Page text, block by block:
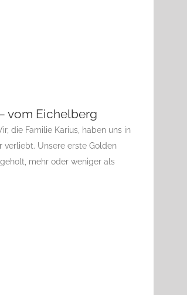
vom Eichelberg
die Familie Karius, haben uns in
verliebt. Unsere erste Golden
mehr oder weniger als